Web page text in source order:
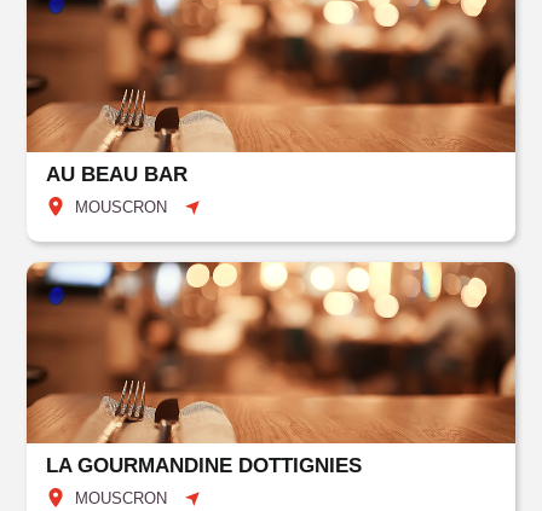
AU BEAU BAR
MOUSCRON
LA GOURMANDINE DOTTIGNIES
MOUSCRON